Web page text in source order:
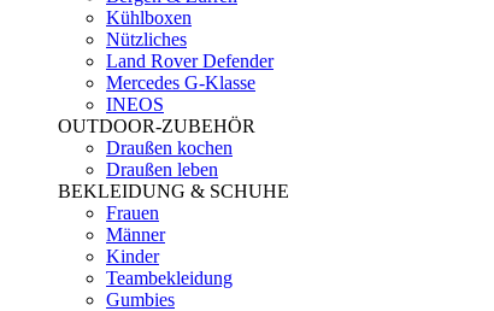
Kühlboxen
Nützliches
Land Rover Defender
Mercedes G-Klasse
INEOS
OUTDOOR-ZUBEHÖR
Draußen kochen
Draußen leben
BEKLEIDUNG & SCHUHE
Frauen
Männer
Kinder
Teambekleidung
Gumbies